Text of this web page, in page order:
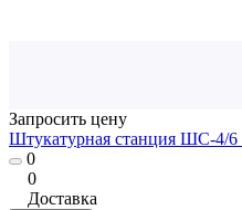
Запросить цену
Штукатурная станция ШС-4/
0
0
Доставка